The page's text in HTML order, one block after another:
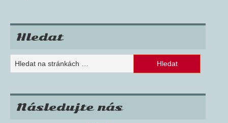
Hledat
Následujte nás